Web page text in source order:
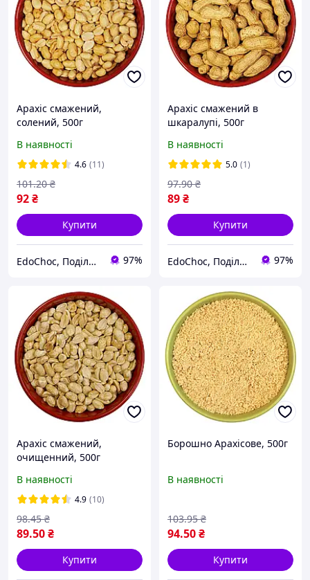
Арахіс смажений,
солений, 500г
В наявності
4.6 (11)
92₴
101.20 ₴
Купити
EdoСhoc, Поділись Любов'ю! 97%
Арахіс смажений в
шкаралупі, 500г
В наявності
5.0 (1)
89₴
97.90 ₴
Купити
EdoСhoc, Поділись Любов'ю! 97%
Арахіс смажений,
очищенний, 500г
В наявності
4.9 (10)
89.50₴
98.45 ₴
Купити
Борошно Арахісове, 500г
В наявності
94.50₴
103.95 ₴
Купити